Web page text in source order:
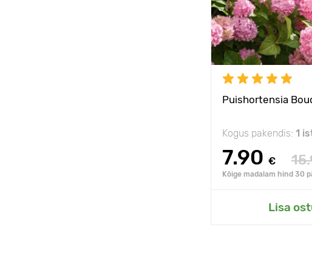
Puishortensia
Kogus pakendis: 1
7.90 €
Kõige madalam hind 30
Lisa